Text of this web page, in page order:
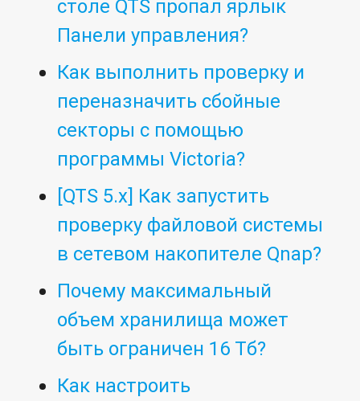
столе QTS пропал ярлык
Панели управления?
Как выполнить проверку и
переназначить сбойные
секторы с помощью
программы Victoria?
[QTS 5.x] Как запустить
проверку файловой системы
в сетевом накопителе Qnap?
Почему максимальный
объем хранилища может
быть ограничен 16 Тб?
Как настроить